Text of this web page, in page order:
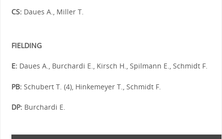
CS:Daues A., Miller T.
FIELDING
E:Daues A., Burchardi E., Kirsch H., Spilmann E., Schmidt F.
PB:Schubert T. (4), Hinkemeyer T., Schmidt F.
DP:Burchardi E.